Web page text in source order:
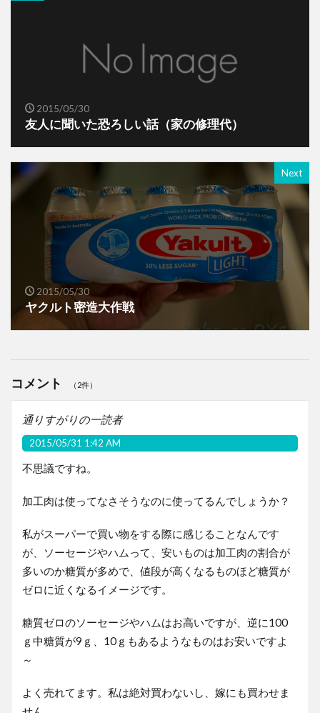
2015/05/30
友人に聞いた恐ろしい話（家の修理代）
Next
2015/05/30
ヤクルト密造大作戦
コメント （2件）
通りすがりの一読者
2015/05/31 1:42 AM
不思議ですね。
加工肉は使ってなさそうなのに使ってるんでしょうか？
私がスーパーで買い物をする際に感じることなんです
が、ソーセージやハムって、安いものは加工肉の割合が
多いのか糖質が多めで、値段が高くなるものほど糖質が
ゼロに近くなるイメージです。
糖質ゼロのソーセージやハムはお高いですが、逆に100
ｇ中糖質が9ｇ、10ｇもあるようなものはお安いですよ
～
よく売れてます。私は絶対買わないし、嫁にも買わせま